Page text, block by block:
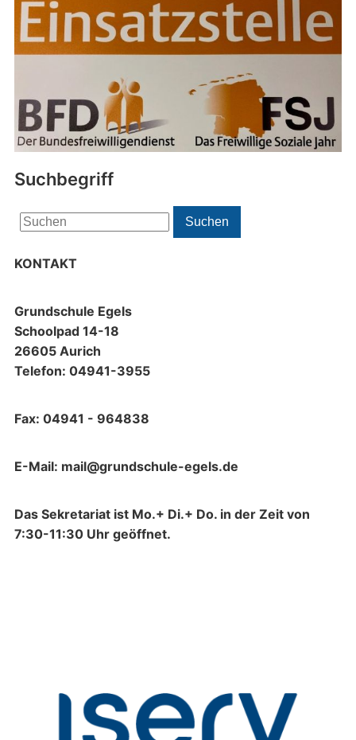
Suchbegriff
Search
for:
Suchen
KONTAKT
Grundschule Egels
Schoolpad 14-18
26605 Aurich
Telefon: 04941-3955
Fax: 04941 - 964838
E-Mail: mail@grundschule-egels.de
Das Sekretariat ist Mo.+ Di.+ Do. in der Zeit von
7:30-11:30 Uhr geöffnet.